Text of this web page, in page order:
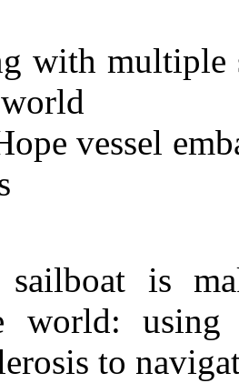
with multiple
vessel
is
world: using
to